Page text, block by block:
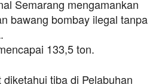
Semarang mengamankan
bawang bombay ilegal tanpa
133,5 ton.
tiba di Pelabuhan